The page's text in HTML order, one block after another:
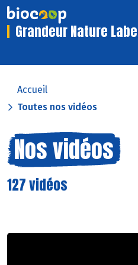
Grandeur Nature
Accueil
Toutes nos vidéos
Nos vidéos
127 vidéos